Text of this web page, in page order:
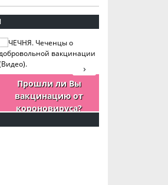
Прошли ли Вы
вакцинацию от
короновируса?
›